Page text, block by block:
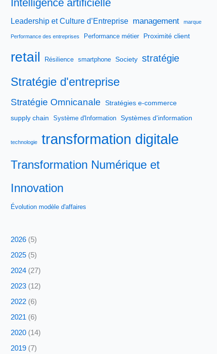
Intelligence artificielle
Leadership et Culture d’Entreprise management marque
Performance des entreprises Performance métier Proximité client
retail Résilience smartphone Society stratégie
Stratégie d'entreprise
Stratégie Omnicanale
Stratégies e-commerce
supply chain
Système d'Information Systèmes d'information
technologie transformation digitale
Transformation Numérique et
Innovation
Évolution modèle d'affaires
2026 (5)
2025 (5)
2024 (27)
2023 (12)
2022 (6)
2021 (6)
2020 (14)
2019 (7)